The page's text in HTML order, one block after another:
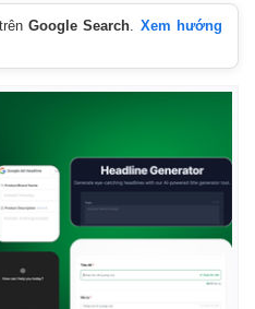
Multimedia
E-Magazine
Infographic
Google Search. Xem hướng